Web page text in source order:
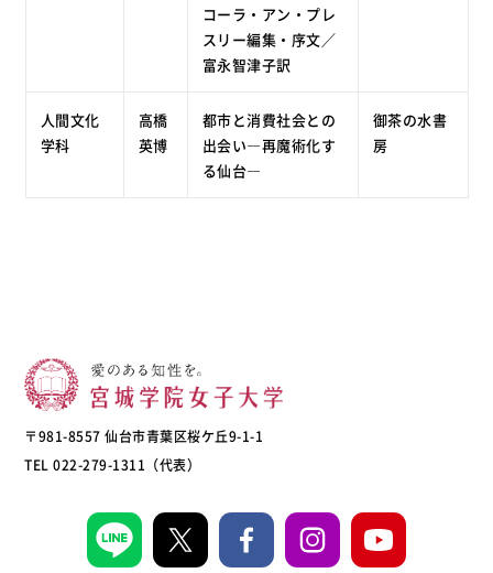
コーラ・アン・プレ
スリー編集・序文／
富永智津子訳
人間文化
学科
高橋
英博
都市と消費社会との
出会い―再魔術化す
る仙台―
御茶の水書
房
〒981-8557 仙台市青葉区桜ケ丘9-1-1
TEL 022-279-1311（代表）